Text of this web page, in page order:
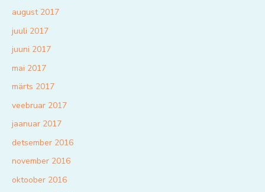
august 2017
juuli 2017
juuni 2017
mai 2017
märts 2017
veebruar 2017
jaanuar 2017
detsember 2016
november 2016
oktoober 2016